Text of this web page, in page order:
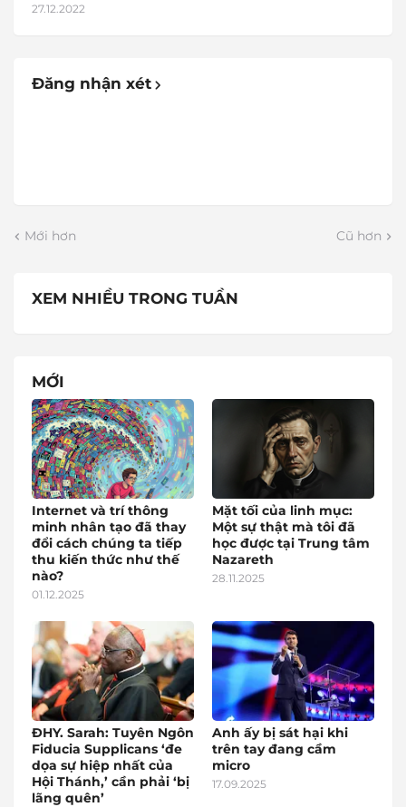
27.12.2022
Đăng nhận xét
Mới hơn Cũ hơn
XEM NHIỀU TRONG TUẦN
MỚI
Internet và trí thông
minh nhân tạo đã thay
đổi cách chúng ta tiếp
thu kiến thức như thế
nào?
01.12.2025
Mặt tối của linh mục:
Một sự thật mà tôi đã
học được tại Trung tâm
Nazareth
28.11.2025
ĐHY. Sarah: Tuyên Ngôn
Fiducia Supplicans ‘đe
dọa sự hiệp nhất của
Hội Thánh,’ cần phải ‘bị
lãng quên’
Anh ấy bị sát hại khi
trên tay đang cầm
micro
17.09.2025